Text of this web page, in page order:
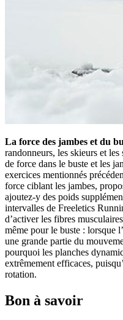
La force des jambes et du
randonneurs, les skieurs et
de force dans le buste et les
exercices mentionnés
force ciblant les jambes,
ajoutez-y des poids
intervalles de Freeletics
d’activer les fibres
même pour le buste : lorsque
une grande partie du
pourquoi les planches
extrêmement efficaces,
rotation.
Bon à savoir